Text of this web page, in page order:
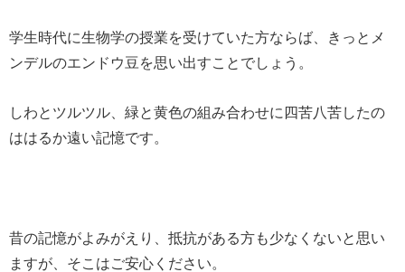
学生時代に生物学の授業を受けていた方ならば、きっとメ
ンデルのエンドウ豆を思い出すことでしょう。
しわとツルツル、緑と黄色の組み合わせに四苦八苦したの
ははるか遠い記憶です。
昔の記憶がよみがえり、抵抗がある方も少なくないと思い
ますが、そこはご安心ください。